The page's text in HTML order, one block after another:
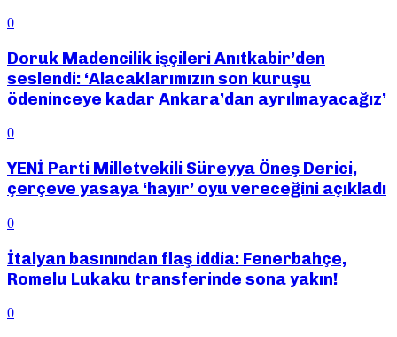
0
Doruk Madencilik işçileri Anıtkabir’den
seslendi: ‘Alacaklarımızın son kuruşu
ödeninceye kadar Ankara’dan ayrılmayacağız’
0
YENİ Parti Milletvekili Süreyya Öneş Derici,
çerçeve yasaya ‘hayır’ oyu vereceğini açıkladı
0
İtalyan basınından flaş iddia: Fenerbahçe,
Romelu Lukaku transferinde sona yakın!
0